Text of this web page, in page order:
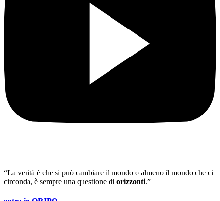
“La verità è che si può cambiare il mondo o almeno il mondo che ci
circonda, è sempre una questione di orizzonti.”